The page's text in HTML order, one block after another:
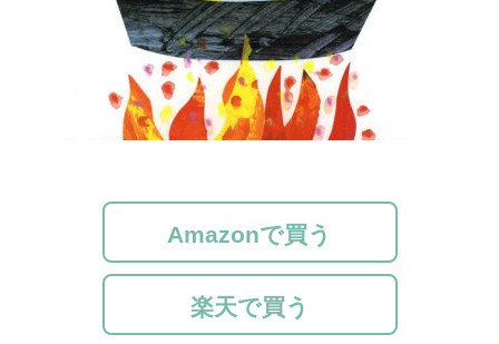
Amazonで買う
楽天で買う